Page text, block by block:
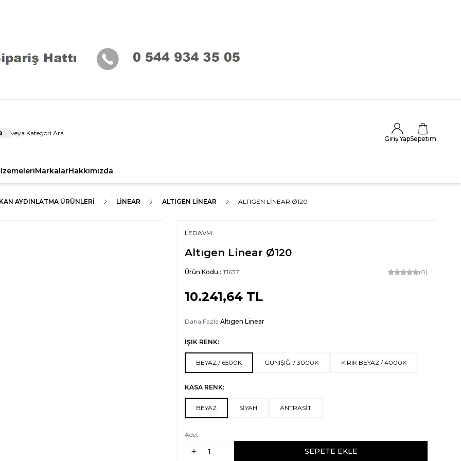
Giriş YapSepetim
MarkalarHakkımızda
AYDINLATMA ÜRÜNLERI LİNEAR ALTIGEN LINEAR ALTIGEN LINEAR Ø120
LEDAVM
Altıgen Linear Ø120
Ürün Kodu : T1637 (0)
10.241,64 TL
Daha Fazla Altıgen Linear
IŞIK RENK:
BEYAZ / 6500K GÜNIŞIĞI / 3000K KIRIK BEYAZ / 4000K
KASA RENK:
BEYAZ SİYAH ANTRASİT
Adet
SEPETE EKLE